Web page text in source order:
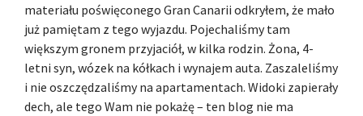
materiału poświęconego Gran Canarii odkryłem, że mało
już pamiętam z tego wyjazdu. Pojechaliśmy tam
większym gronem przyjaciół, w kilka rodzin. Żona, 4-
letni syn, wózek na kółkach i wynajem auta. Zaszaleliśmy
i nie oszczędzaliśmy na apartamentach. Widoki zapierały
dech, ale tego Wam nie pokażę – ten blog nie ma